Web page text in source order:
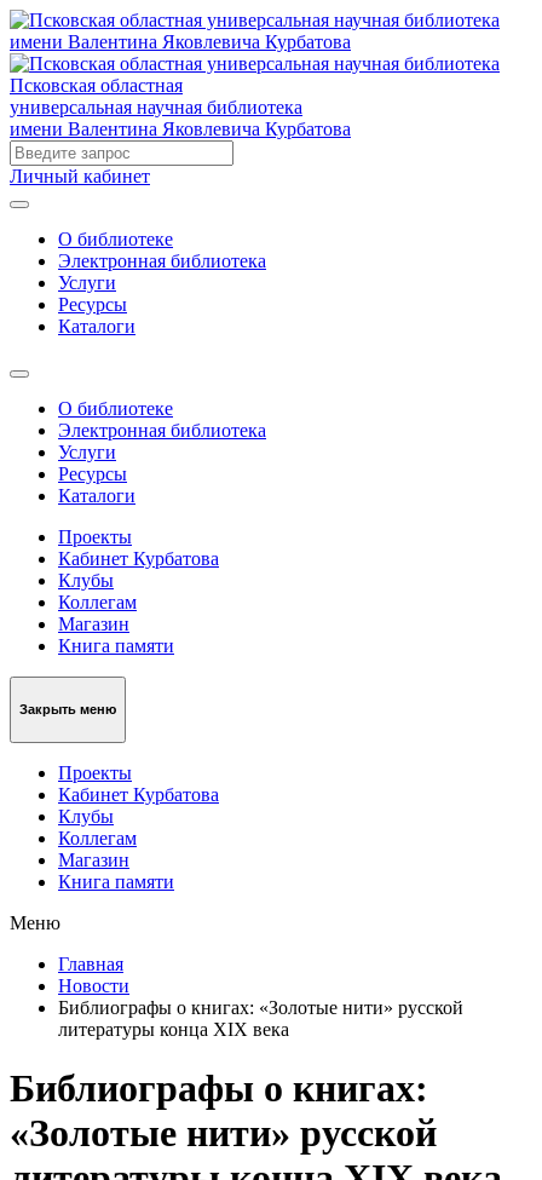
Псковская областная
универсальная научная библиотека
имени Валентина Яковлевича Курбатова
Личный кабинет
О библиотеке
Электронная библиотека
Услуги
Ресурсы
Каталоги
О библиотеке
Электронная библиотека
Услуги
Ресурсы
Каталоги
Проекты
Кабинет Курбатова
Клубы
Коллегам
Магазин
Книга памяти
Закрыть меню
Проекты
Кабинет Курбатова
Клубы
Коллегам
Магазин
Книга памяти
Меню
Главная
Новости
Библиографы о книгах: «Золотые нити» русской
литературы конца XIX века
Библиографы о книгах:
«Золотые нити» русской